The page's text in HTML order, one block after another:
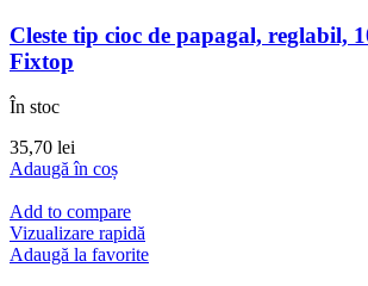
Cleste tip cioc de papagal, reglabil,
Fixtop
În stoc
35,70 lei
Adaugă în coș
Add to compare
Vizualizare rapidă
Adaugă la favorite